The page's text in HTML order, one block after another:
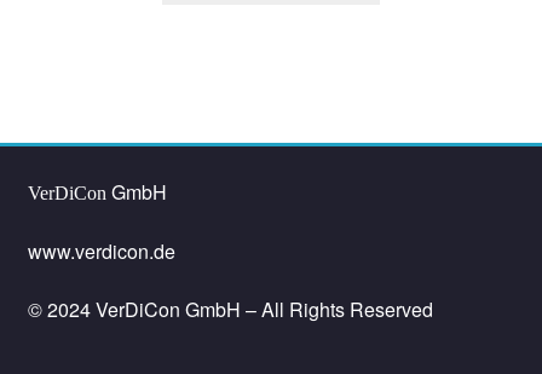
VerDiConGmbH
www.verdicon.de
© 2024 VerDiCon GmbH – All Rights Reserved